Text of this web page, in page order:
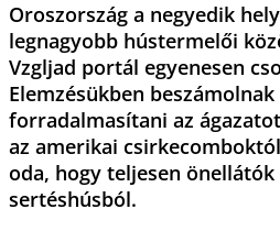
Oroszország a negyedik
legnagyobb hústermelői
Vzgljad portál egyenesen
Elemzésükben
forradalmasítani az
az amerikai
oda, hogy teljesen
sertéshúsból.